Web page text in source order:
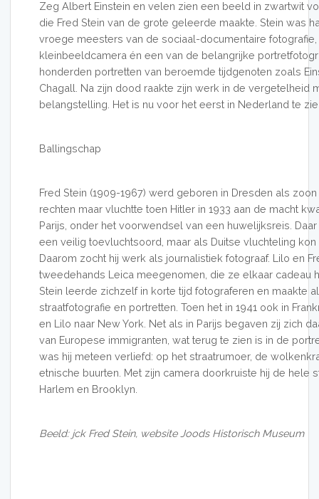
Zeg Albert Einstein en velen zien een beeld in zwartwit
die Fred Stein van de grote geleerde maakte. Stein was
vroege meesters van de sociaal-documentaire
kleinbeeldcamera én een van de belangrijke
honderden portretten van beroemde tijdgenoten zoals
Chagall. Na zijn dood raakte zijn werk in de vergetelheid
belangstelling. Het is nu voor het eerst in Nederland te
Ballingschap
Fred Stein (1909-1967) werd geboren in Dresden als
rechten maar vluchtte toen Hitler in 1933 aan de macht
Parijs, onder het voorwendsel van een huwelijksreis.
een veilig toevluchtsoord, maar als Duitse vluchteling
Daarom zocht hij werk als journalistiek fotograaf. Lilo en
tweedehands Leica meegenomen, die ze elkaar cadeau
Stein leerde zichzelf in korte tijd fotograferen en maakte
straatfotografie en portretten. Toen het in 1941 ook in
en Lilo naar New York. Net als in Parijs begaven zij zich
van Europese immigranten, wat terug te zien is in de
was hij meteen verliefd: op het straatrumoer, de
etnische buurten. Met zijn camera doorkruiste hij de hele
Harlem en Brooklyn.
Beeld: jck Fred Stein, website Joods Historisch Museum